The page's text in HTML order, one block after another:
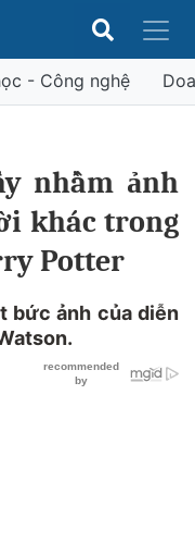
- Công nghệ
nhầm ảnh
khác trong
Potter
bức ảnh của diễn